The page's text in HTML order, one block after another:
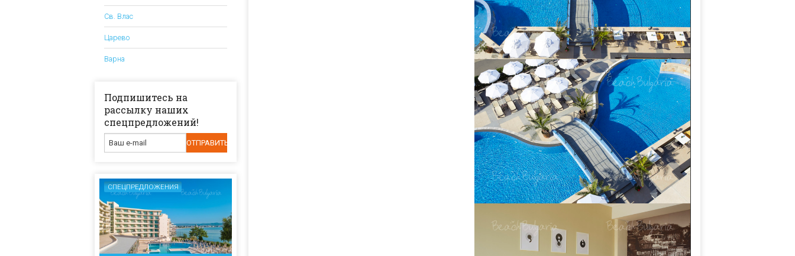
Св. Влас
Царево
Варна
Подпишитесь на
рассылку наших
спецпредложений!
СПЕЦПРЕДЛОЖЕНИЯ